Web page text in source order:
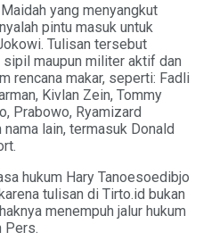
yang menyangkut
pintu masuk untuk
Tulisan tersebut
maupun militer aktif dan
rencana makar, seperti: Fadli
Kivlan Zein, Tommy
Prabowo, Ryamizard
lain, termasuk Donald
hukum Hary Tanoesoedibjo
tulisan di Tirto.id bukan
menempuh jalur hukum
Pers.